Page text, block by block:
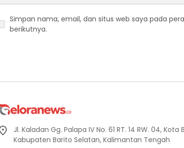
Simpan nama, email, dan situs web saya pada
berikutnya.
Jl. Kaladan Gg. Palapa IV No. 61 RT. 14 RW. 04, Kota
Kabupaten Barito Selatan, Kalimantan Tengah